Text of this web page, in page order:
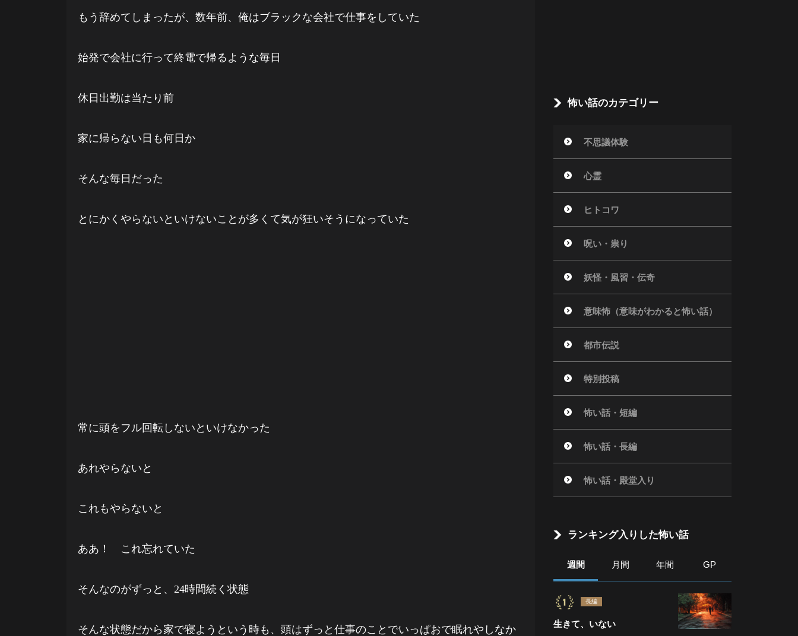
怖い話のカテゴリー
不思議体験
心霊
ヒトコワ
呪い・祟り
妖怪・風習・伝奇
意味怖（意味がわかると怖い話）
都市伝説
特別投稿
怖い話・短編
怖い話・長編
怖い話・殿堂入り
ランキング入りした怖い話
週間 月間 年間 GP
長編
生きて、いない
もう辞めてしまったが、数年前、俺はブラックな会社で仕事をしていた
始発で会社に行って終電で帰るような毎日
休日出勤は当たり前
家に帰らない日も何日か
そんな毎日だった
とにかくやらないといけないことが多くて気が狂いそうになっていた
常に頭をフル回転しないといけなかった
あれやらないと
これもやらないと
ああ！ これ忘れていた
そんなのがずっと、24時間続く状態
そんな状態だから家で寝ようという時も、頭はずっと仕事のことでいっぱおで眠れやしなか